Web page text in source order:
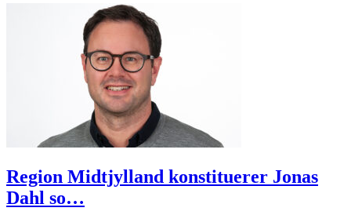
Region Midtjylland konstituerer Jonas
Dahl so…